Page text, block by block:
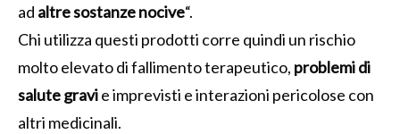
ad altre sostanze nocive“.
Chi utilizza questi prodotti corre quindi un rischio
molto elevato di fallimento terapeutico, problemi di
salute gravie imprevisti e interazioni pericolose con
altri medicinali.